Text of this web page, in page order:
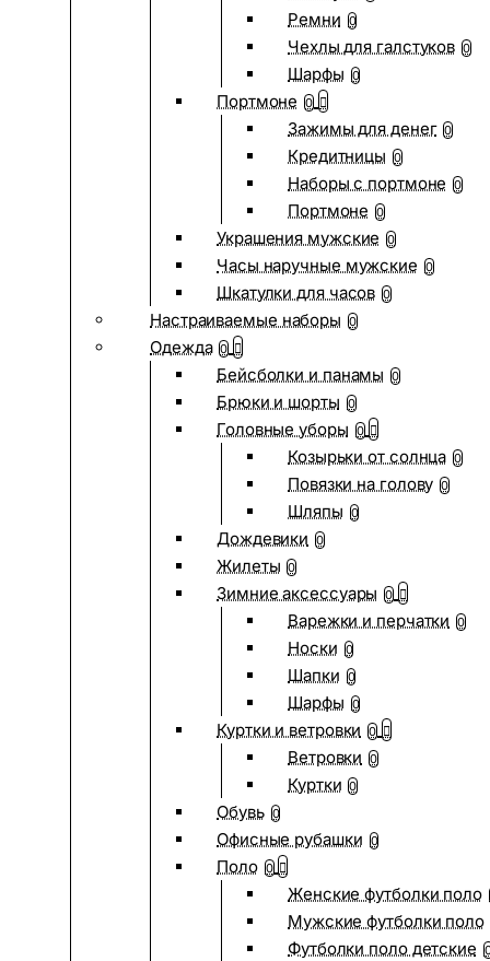
Ремни 0
Чехлы для галстуков 0
Шарфы 0
Портмоне 0
Зажимы для денег 0
Кредитницы 0
Наборы с портмоне 0
Портмоне 0
Украшения мужские 0
Часы наручные мужские 0
Шкатулки для часов 0
Настраиваемые наборы 0
Одежда 0
Бейсболки и панамы 0
Брюки и шорты 0
Головные уборы 0
Козырьки от солнца 0
Повязки на голову 0
Шляпы 0
Дождевики 0
Жилеты 0
Зимние аксессуары 0
Варежки и перчатки 0
Носки 0
Шапки 0
Шарфы 0
Куртки и ветровки 0
Ветровки 0
Куртки 0
Обувь 0
Офисные рубашки 0
Поло 0
Женские футболки поло
Мужские футболки поло
Футболки поло детские